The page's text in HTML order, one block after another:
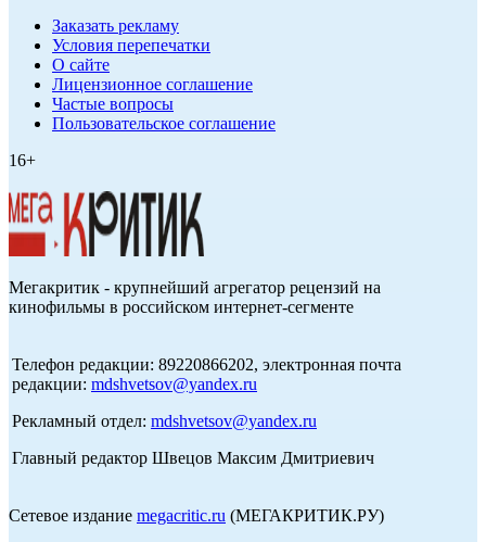
Заказать рекламу
Условия перепечатки
О сайте
Лицензионное соглашение
Частые вопросы
Пользовательское соглашение
16+
Мегакритик - крупнейший агрегатор рецензий на
кинофильмы в российском интернет-сегменте
Телефон редакции: 89220866202, электронная почта
редакции: mdshvetsov@yandex.ru
Рекламный отдел: mdshvetsov@yandex.ru
Главный редактор Швецов Максим Дмитриевич
Сетевое издание megacritic.ru (МЕГАКРИТИК.РУ)